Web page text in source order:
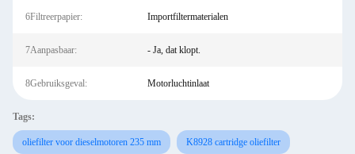
6Filtreerpapier: Importfiltermaterialen
7Aanpasbaar: - Ja, dat klopt.
8Gebruiksgeval: Motorluchtinlaat
Tags:
oliefilter voor dieselmotoren 235 mm K8928 cartridge oliefilter